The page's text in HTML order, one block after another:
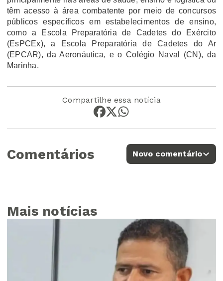
têm acesso à área combatente por meio de concursos
públicos específicos em estabelecimentos de ensino,
como a Escola Preparatória de Cadetes do Exército
(EsPCEx), a Escola Preparatória de Cadetes do Ar
(EPCAR), da Aeronáutica, e o Colégio Naval (CN), da
Marinha.
Compartilhe essa notícia
Comentários Novo comentário
Mais notícias